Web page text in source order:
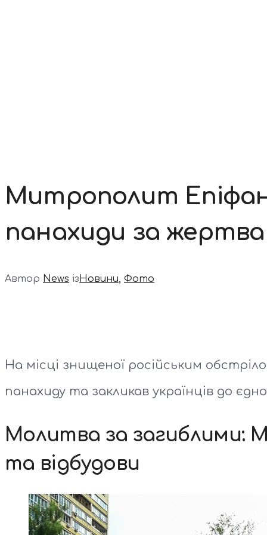
Митрополит
панахиди за
Автор News ізНовини, Фото
На місці знищеної російським
панахиду та закликав українців до
Молитва за загиблими:
та відбудови